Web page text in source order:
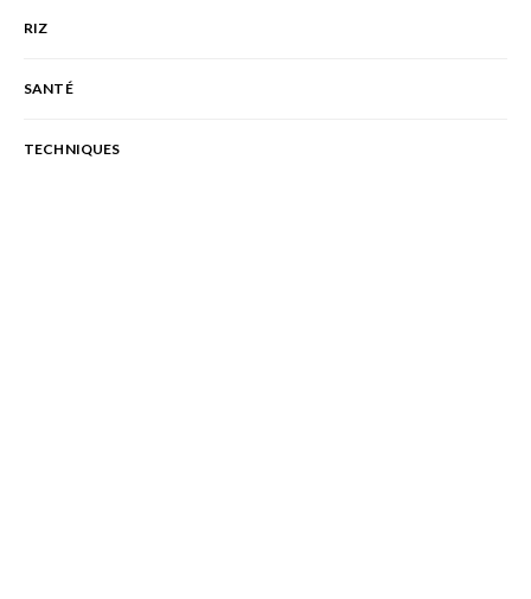
RIZ
SANTÉ
TECHNIQUES